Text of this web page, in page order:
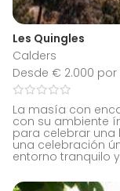
Les Quingles
Calders
Desde € 2.000
La masía con
con su ambiente
para celebrar
una celebración
entorno tranquilo